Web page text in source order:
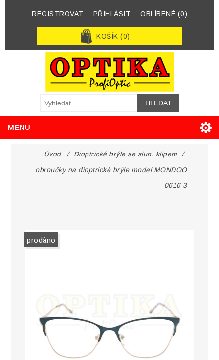
REGISTROVAT PŘIHLÁSIT OBLÍBENÉ (0)
KOŠÍK (0)
MENU
Úvod / Dioptrické brýle se slun. klipem
/
obroučky na dioptrické brýle model MONDOO
0616 3
prodáno